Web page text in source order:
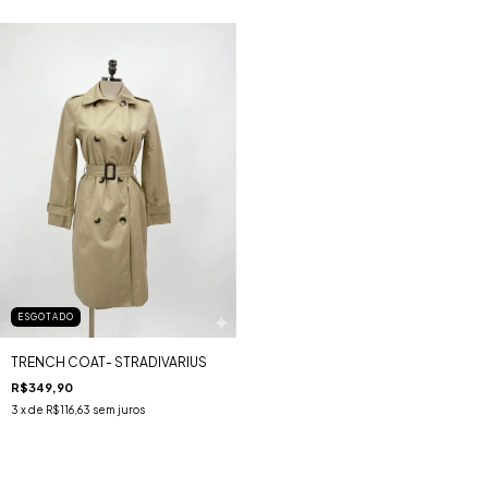
ESGOTADO
TRENCH COAT- STRADIVARIUS
R$349,90
3 x de R$116,63 sem juros